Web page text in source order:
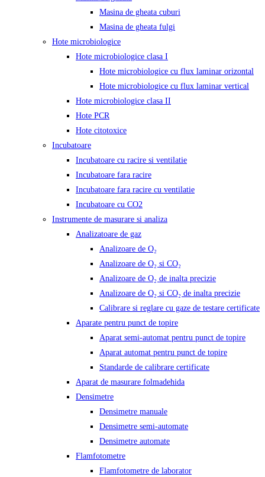
Masina de gheata cuburi
Masina de gheata fulgi
Hote microbiologice
Hote microbiologice clasa I
Hote microbiologice cu flux laminar orizontal
Hote microbiologice cu flux laminar vertical
Hote microbiologice clasa II
Hote PCR
Hote citotoxice
Incubatoare
Incubatoare cu racire si ventilatie
Incubatoare fara racire
Incubatoare fara racire cu ventilatie
Incubatoare cu CO2
Instrumente de masurare si analiza
Analizatoare de gaz
Analizoare de O₂
Analizoare de O₂ si CO₂
Analizoare de O₂ de inalta precizie
Analizoare de O₂ si CO₂ de inalta precizie
Calibrare si reglare cu gaze de testare certificate
Aparate pentru punct de topire
Aparat semi-automat pentru punct de topire
Aparat automat pentru punct de topire
Standarde de calibrare certificate
Aparat de masurare folmadehida
Densimetre
Densimetre manuale
Densimetre semi-automate
Densimetre automate
Flamfotometre
Flamfotometre de laborator